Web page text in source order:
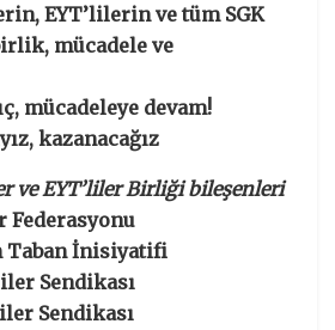
EYT’lilerin ve tüm SGK
mücadele ve
mücadeleye devam!
kazanacağız
ve EYT’liler Birliği bileşenleri
Federasyonu
Taban İnisiyatifi
Sendikası
Sendikası